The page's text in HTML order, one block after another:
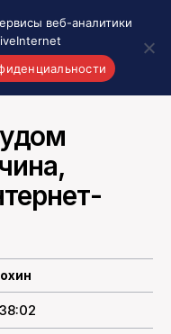
веб-аналитики